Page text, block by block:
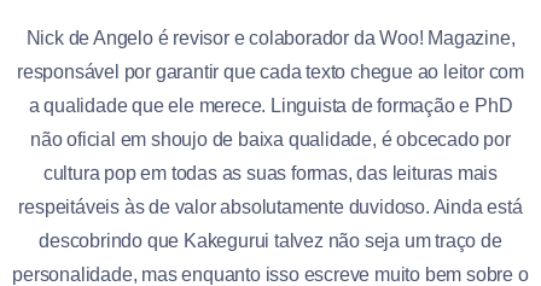
Nick de Angelo é revisor e colaborador da Woo! Magazine,
responsável por garantir que cada texto chegue ao leitor com
a qualidade que ele merece. Linguista de formação e PhD
não oficial em shoujo de baixa qualidade, é obcecado por
cultura pop em todas as suas formas, das leituras mais
respeitáveis às de valor absolutamente duvidoso. Ainda está
descobrindo que Kakegurui talvez não seja um traço de
personalidade, mas enquanto isso escreve muito bem sobre o